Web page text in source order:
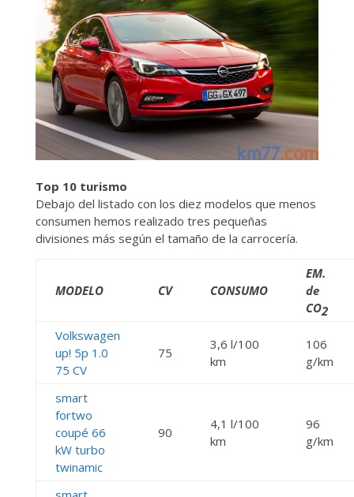
Top 10 turismo
Debajo del listado con los diez modelos que menos
consumen hemos realizado tres pequeñas
divisiones más según el tamaño de la carrocería.
MODELO CV CONSUMO
EM.
de
CO2
Volkswagen
up! 5p 1.0
75 CV
75
3,6 l/100
km
106
g/km
smart
fortwo
coupé 66
kW turbo
twinamic
90
4,1 l/100
km
96
g/km